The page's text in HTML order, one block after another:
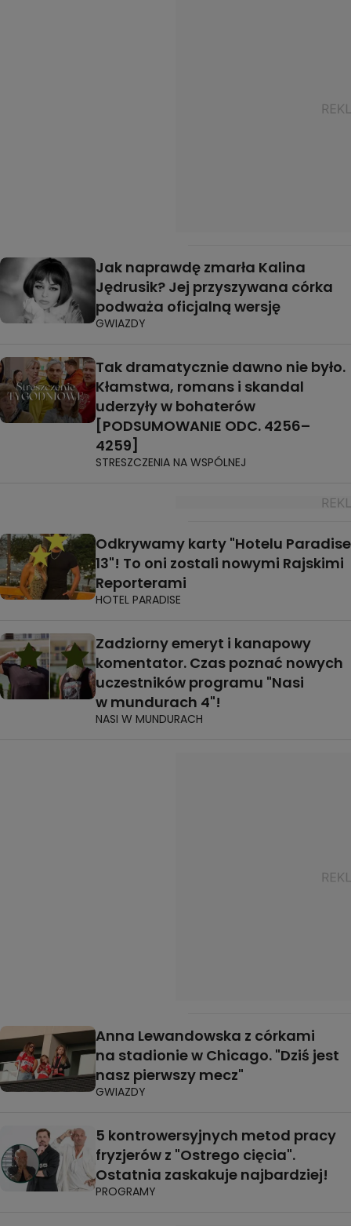
Jak naprawdę zmarła Kalina
Jędrusik? Jej przyszywana córka
podważa oficjalną wersję
GWIAZDY
Tak dramatycznie dawno nie było.
Kłamstwa, romans i skandal
uderzyły w bohaterów
[PODSUMOWANIE ODC. 4256–
4259]
STRESZCZENIA NA WSPÓLNEJ
Odkrywamy karty "Hotelu Paradise
13"! To oni zostali nowymi Rajskimi
Reporterami
HOTEL PARADISE
Zadziorny emeryt i kanapowy
komentator. Czas poznać nowych
uczestników programu "Nasi
w mundurach 4"!
NASI W MUNDURACH
Anna Lewandowska z córkami
na stadionie w Chicago. "Dziś jest
nasz pierwszy mecz"
GWIAZDY
5 kontrowersyjnych metod pracy
fryzjerów z "Ostrego cięcia".
Ostatnia zaskakuje najbardziej!
PROGRAMY